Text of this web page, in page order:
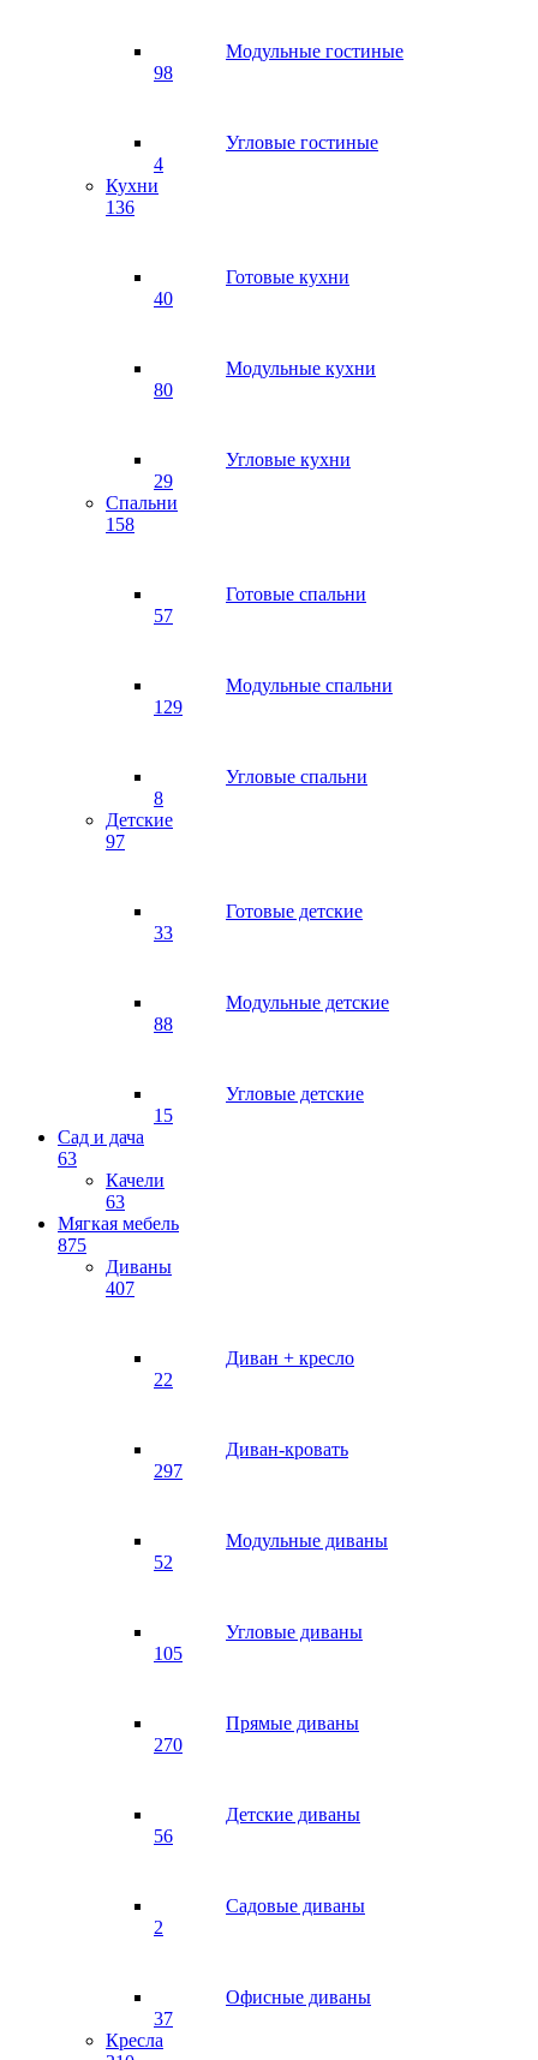
Модульные гостиные
98
Угловые гостиные
4
Кухни
136
Готовые кухни
40
Модульные кухни
80
Угловые кухни
29
Спальни
158
Готовые спальни
57
Модульные спальни
129
Угловые спальни
8
Детские
97
Готовые детские
33
Модульные детские
88
Угловые детские
15
Сад и дача
63
Качели
63
Мягкая мебель
875
Диваны
407
Диван + кресло
22
Диван-кровать
297
Модульные диваны
52
Угловые диваны
105
Прямые диваны
270
Детские диваны
56
Садовые диваны
2
Офисные диваны
37
Кресла